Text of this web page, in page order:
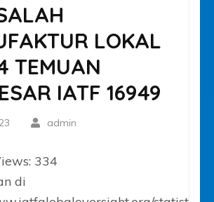
LOKAL
TEMUAN
IATF 16949
admin
334
di